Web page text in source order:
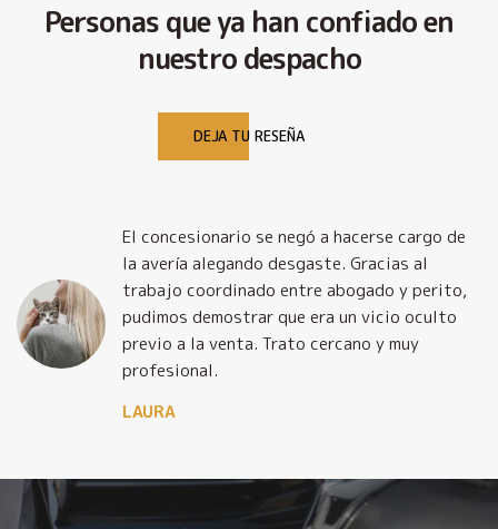
Personas que ya han confiado en
nuestro despacho
DEJA TU RESEÑA
El concesionario se negó a hacerse cargo de
la avería alegando desgaste. Gracias al
trabajo coordinado entre abogado y perito,
pudimos demostrar que era un vicio oculto
previo a la venta. Trato cercano y muy
profesional.
LAURA